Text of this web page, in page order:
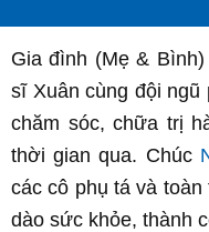
Gia đình (Mẹ &
sĩ Xuân cùng đội ngũ
chăm sóc, chữa trị
thời gian qua. Chúc
các cô phụ tá và
dào sức khỏe, thành